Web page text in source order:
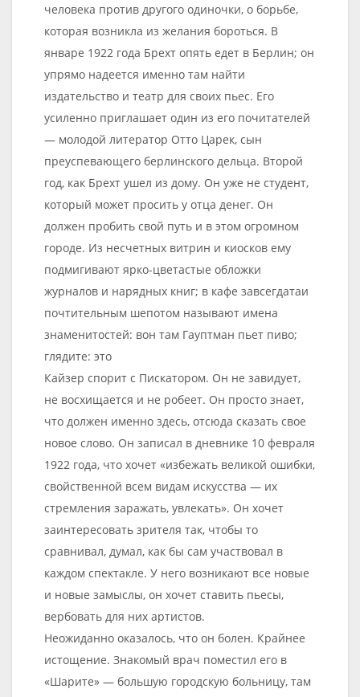
человека против другого одиночки, о борьбе,
которая возникла из желания бороться. В
январе 1922 года Брехт опять едет в Берлин; он
упрямо надеется именно там найти
издательство и театр для своих пьес. Его
усиленно приглашает один из его почитателей
— молодой литератор Отто Царек, сын
преуспевающего берлинского дельца. Второй
год, как Брехт ушел из дому. Он уже не студент,
который может просить у отца денег. Он
должен пробить свой путь и в этом огромном
городе. Из несчетных витрин и киосков ему
подмигивают ярко-цветастые обложки
журналов и нарядных книг; в кафе завсегдатаи
почтительным шепотом называют имена
знаменитостей: вон там Гауптман пьет пиво;
глядите: это
Кайзер спорит с Пискатором. Он не завидует,
не восхищается и не робеет. Он просто знает,
что должен именно здесь, отсюда сказать свое
новое слово. Он записал в дневнике 10 февраля
1922 года, что хочет «избежать великой ошибки,
свойственной всем видам искусства — их
стремления заражать, увлекать». Он хочет
заинтересовать зрителя так, чтобы то
сравнивал, думал, как бы сам участвовал в
каждом спектакле. У него возникают все новые
и новые замыслы, он хочет ставить пьесы,
вербовать для них артистов.
Неожиданно оказалось, что он болен. Крайнее
истощение. Знакомый врач поместил его в
«Шарите» — большую городскую больницу, там